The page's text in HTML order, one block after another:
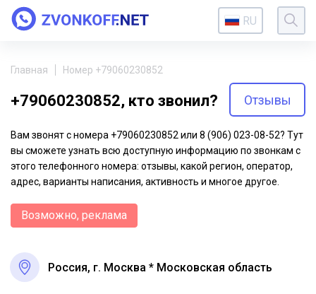
RU
Главная Номер +79060230852
+79060230852, кто звонил? Отзывы
Вам звонят с номера +79060230852 или 8 (906) 023-08-52? Тут
вы сможете узнать всю доступную информацию по звонкам с
этого телефонного номера: отзывы, какой регион, оператор,
адрес, варианты написания, активность и многое другое.
Возможно, реклама
Россия, г. Москва * Московская область